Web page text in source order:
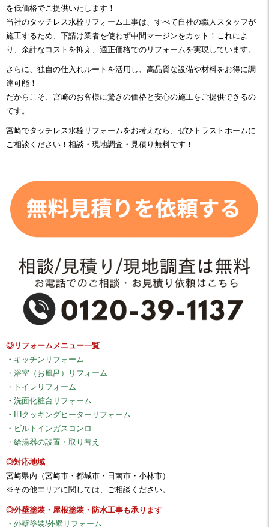
を低価格でご提供いたします！
当社のタッチレス水栓リフォーム工事は、すべて自社の職人スタッフが
施工するため、下請け業者を使わず中間マージンをカット！これによ
り、余計なコストを抑え、適正価格でのリフォームを実現しています。
さらに、独自の仕入れルートを活用し、高品質な設備や材料をお得に調
達可能！
だからこそ、宮崎のお客様に驚きの価格と安心の施工をご提供できるの
です。
宮崎でタッチレス水栓リフォームをお考えなら、ぜひトラストホームに
ご相談ください！相談・現地調査・見積り無料です！
◎リフォームメニュー一覧
・ キッチンリフォーム
・ 浴室（お風呂）リフォーム
・ トイレリフォーム
・ 洗面化粧台リフォーム
・
IHクッキングヒーターリフォーム
・ビルトインガスコンロ
・ 給湯器の設置・取り替え
◎対応地域
宮崎県内（宮崎市・都城市・日南市・小林市）
※その他エリアに関しては、ご相談ください。
◎外壁塗装・屋根塗装・防水工事も承ります
・外壁塗装/外壁リフォーム